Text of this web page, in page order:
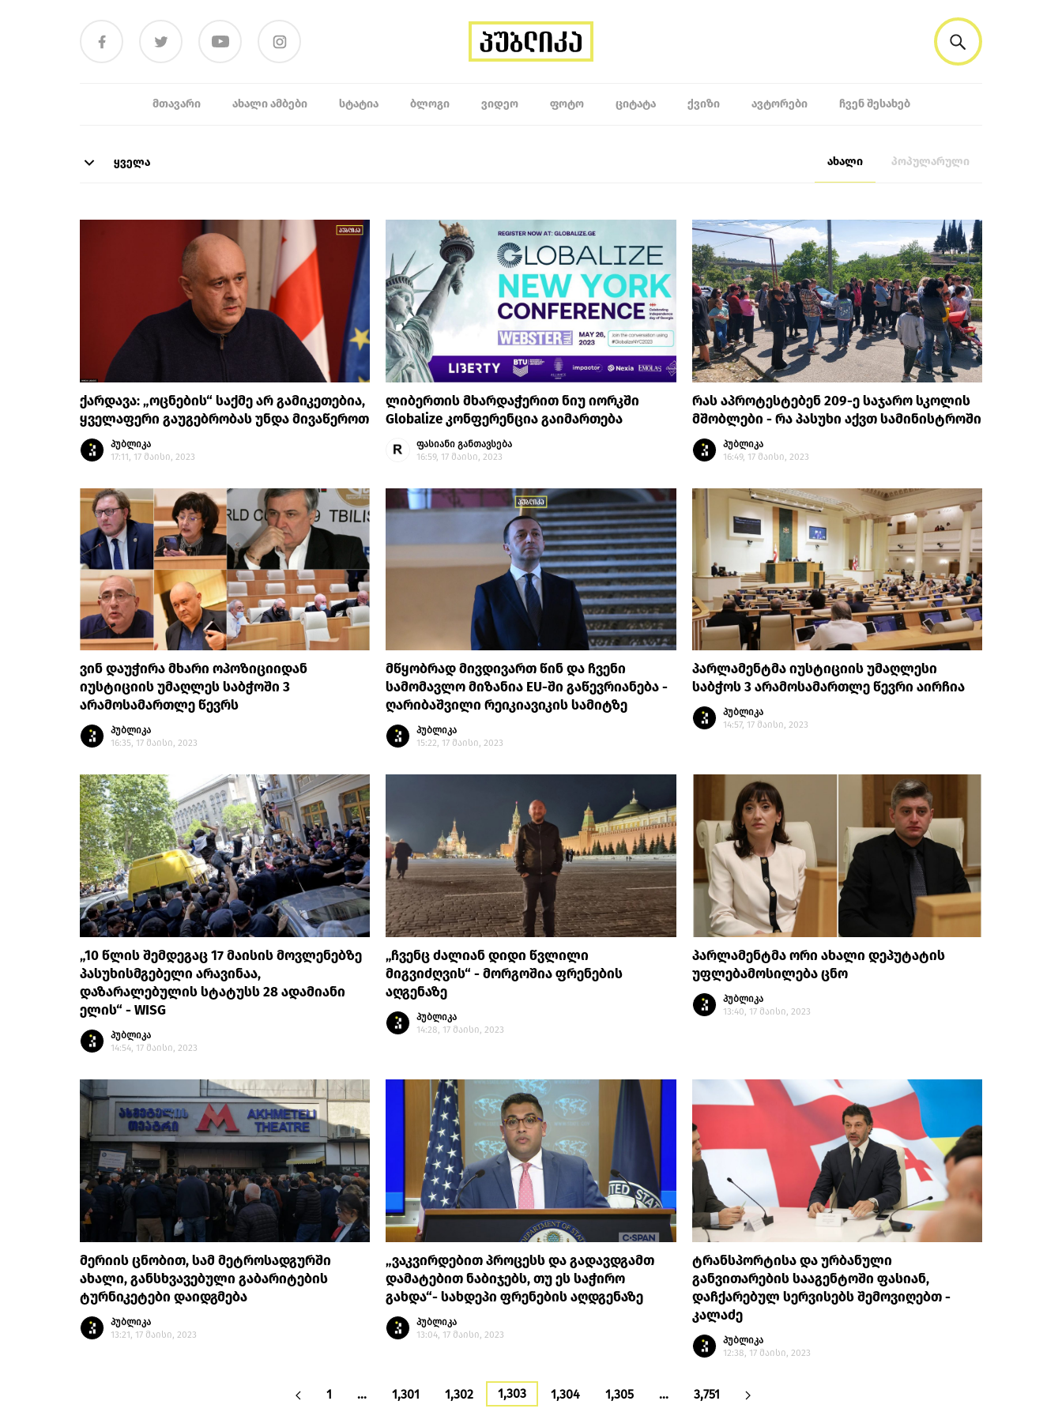
ᲛᲗᲐᲕᲐᲠᲘ ᲐᲮᲐᲚᲘ ᲐᲛᲑᲔᲑᲘ ᲡᲢᲐᲢᲘᲐ ᲑᲚᲝᲒᲘ ᲕᲘᲓᲔᲝ ᲤᲝᲢᲝ ᲪᲘᲢᲐᲢᲐ ᲥᲕᲘᲖᲘ ᲐᲕᲢᲝᲠᲔᲑᲘ ᲩᲕᲔᲜ ᲨᲔᲡᲐᲮᲔᲑ
ყველა ახალი პოპულარული
ქარდავა: „ოცნების“ საქმე არ გამიკეთებია,
ყველაფერი გაუგებრობას უნდა მივაწეროთ
პუბლიკა
17:11, 17 მაისი, 2023
ლიბერთის მხარდაჭერით ნიუ იორკში
Globalize კონფერენცია გაიმართება
ფასიანი განთავსება
16:59, 17 მაისი, 2023
რას აპროტესტებენ 209-ე საჯარო სკოლის
მშობლები - რა პასუხი აქვთ სამინისტროში
პუბლიკა
16:49, 17 მაისი, 2023
ვინ დაუჭირა მხარი ოპოზიციიდან
იუსტიციის უმაღლეს საბჭოში 3
არამოსამართლე წევრს
პუბლიკა
16:35, 17 მაისი, 2023
მწყობრად მივდივართ წინ და ჩვენი
სამომავლო მიზანია EU-ში გაწევრიანება -
ღარიბაშვილი რეიკიავიკის სამიტზე
პუბლიკა
15:22, 17 მაისი, 2023
პარლამენტმა იუსტიციის უმაღლესი
საბჭოს 3 არამოსამართლე წევრი აირჩია
პუბლიკა
14:57, 17 მაისი, 2023
„10 წლის შემდეგაც 17 მაისის მოვლენებზე
პასუხისმგებელი არავინაა,
დაზარალებულის სტატუსს 28 ადამიანი
ელის“ - WISG
პუბლიკა
14:54, 17 მაისი, 2023
„ჩვენც ძალიან დიდი წვლილი
მიგვიძღვის“ - მორგოშია ფრენების
აღგენაზე
პუბლიკა
14:28, 17 მაისი, 2023
პარლამენტმა ორი ახალი დეპუტატის
უფლებამოსილება ცნო
პუბლიკა
13:40, 17 მაისი, 2023
მერიის ცნობით, სამ მეტროსადგურში
ახალი, განსხვავებული გაბარიტების
ტურნიკეტები დაიდგმება
პუბლიკა
13:21, 17 მაისი, 2023
„ვაკვირდებით პროცესს და გადავდგამთ
დამატებით ნაბიჯებს, თუ ეს საჭირო
გახდა“- სახდეპი ფრენების აღდგენაზე
პუბლიკა
13:04, 17 მაისი, 2023
ტრანსპორტისა და ურბანული
განვითარების სააგენტოში ფასიან,
დაჩქარებულ სერვისებს შემოვიღებთ -
კალაძე
პუბლიკა
12:38, 17 მაისი, 2023
1 … 1,301 1,302 1,303 1,304 1,305 … 3,751